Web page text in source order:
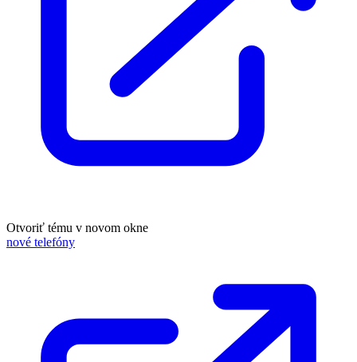
Otvoriť tému v novom okne
nové telefóny